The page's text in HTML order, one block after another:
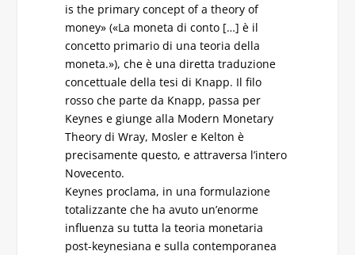
is the primary concept of a theory of
money» («La moneta di conto […] è il
concetto primario di una teoria della
moneta.»), che è una diretta traduzione
concettuale della tesi di Knapp. Il filo
rosso che parte da Knapp, passa per
Keynes e giunge alla Modern Monetary
Theory di Wray, Mosler e Kelton è
precisamente questo, e attraversa l’intero
Novecento.
Keynes proclama, in una formulazione
totalizzante che ha avuto un’enorme
influenza su tutta la teoria monetaria
post-keynesiana e sulla contemporanea